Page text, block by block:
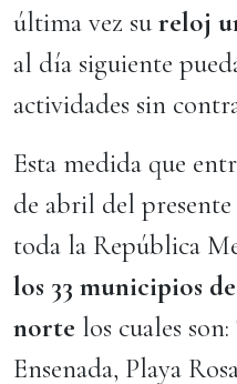
última vez su reloj
al día siguiente
actividades sin
Esta medida que
de abril del
toda la República
los 33 municipios
norte los cuales
Ensenada, Playa